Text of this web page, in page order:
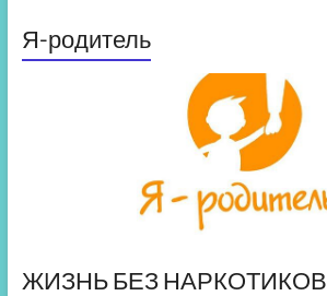
Я-родитель
ЖИЗНЬ БЕЗ НАРКОТИКОВ